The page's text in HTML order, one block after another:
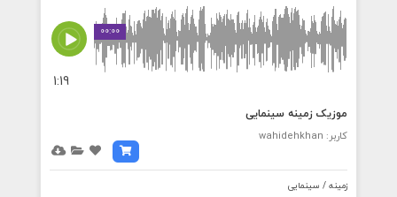
00:00
1:19
موزیک زمینه سینمایی
کاربر: wahidehkhan
زمینه / سینمایی